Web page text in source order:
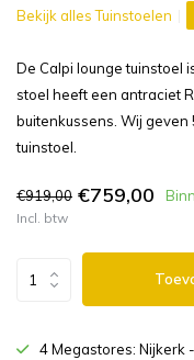
Bekijk alles Tuinstoelen
De Calpi lounge tuinstoel
stoel heeft een antraciet
buitenkussens. Wij geven
tuinstoel.
€919,00 €759,00
Incl. btw
4 Megastores: Nijkerk